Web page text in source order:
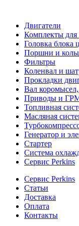
Двигатели
Комплекты для
Головка блока
Поршни и
Фильтры
Коленвал и
Прокладки
Вал
Приводы и
Топливная
Масляная
Генератор и
Стартер
Система
Сервис Perkins
Сервис Perkins
Статьи
Доставка
Оплата
Контакты